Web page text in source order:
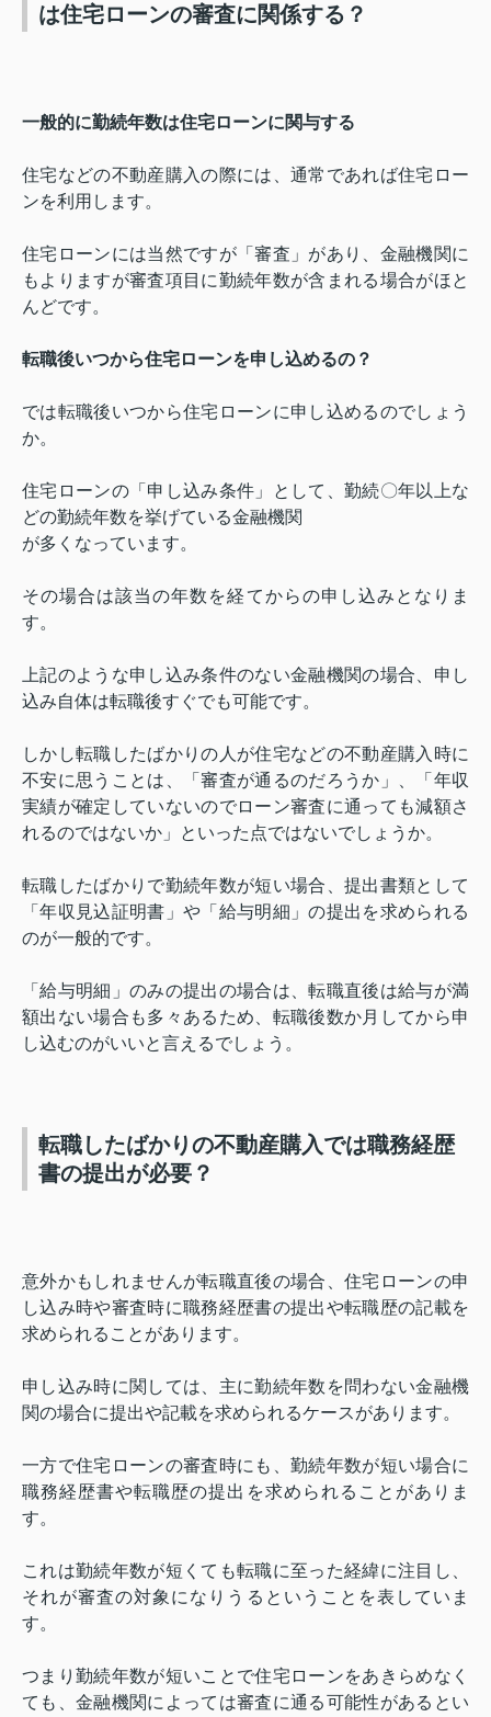
は住宅ローンの審査に関係する？
一般的に勤続年数は住宅ローンに関与する
住宅などの不動産購入の際には、通常であれば住宅ロー
ンを利用します。
住宅ローンには当然ですが「審査」があり、金融機関に
もよりますが審査項目に勤続年数が含まれる場合がほと
んどです。
転職後いつから住宅ローンを申し込めるの？
では転職後いつから住宅ローンに申し込めるのでしょう
か。
住宅ローンの「申し込み条件」として、勤続〇年以上な
どの勤続年数を挙げている金融機関
が多くなっています。
その場合は該当の年数を経てからの申し込みとなりま
す。
上記のような申し込み条件のない金融機関の場合、申し
込み自体は転職後すぐでも可能です。
しかし転職したばかりの人が住宅などの不動産購入時に
不安に思うことは、「審査が通るのだろうか」、「年収
実績が確定していないのでローン審査に通っても減額さ
れるのではないか」といった点ではないでしょうか。
転職したばかりで勤続年数が短い場合、提出書類として
「年収見込証明書」や「給与明細」の提出を求められる
のが一般的です。
「給与明細」のみの提出の場合は、転職直後は給与が満
額出ない場合も多々あるため、転職後数か月してから申
し込むのがいいと言えるでしょう。
転職したばかりの不動産購入では職務経歴
書の提出が必要？
意外かもしれませんが転職直後の場合、住宅ローンの申
し込み時や審査時に職務経歴書の提出や転職歴の記載を
求められることがあります。
申し込み時に関しては、主に勤続年数を問わない金融機
関の場合に提出や記載を求められるケースがあります。
一方で住宅ローンの審査時にも、勤続年数が短い場合に
職務経歴書や転職歴の提出を求められることがありま
す。
これは勤続年数が短くても転職に至った経緯に注目し、
それが審査の対象になりうるということを表していま
す。
つまり勤続年数が短いことで住宅ローンをあきらめなく
ても、金融機関によっては審査に通る可能性があるとい